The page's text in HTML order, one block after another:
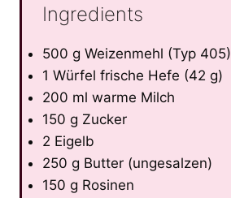
Ingredients
500 g Weizenmehl (Typ 405)
1 Würfel frische Hefe (42 g)
200 ml warme Milch
150 g Zucker
2 Eigelb
250 g Butter (ungesalzen)
150 g Rosinen